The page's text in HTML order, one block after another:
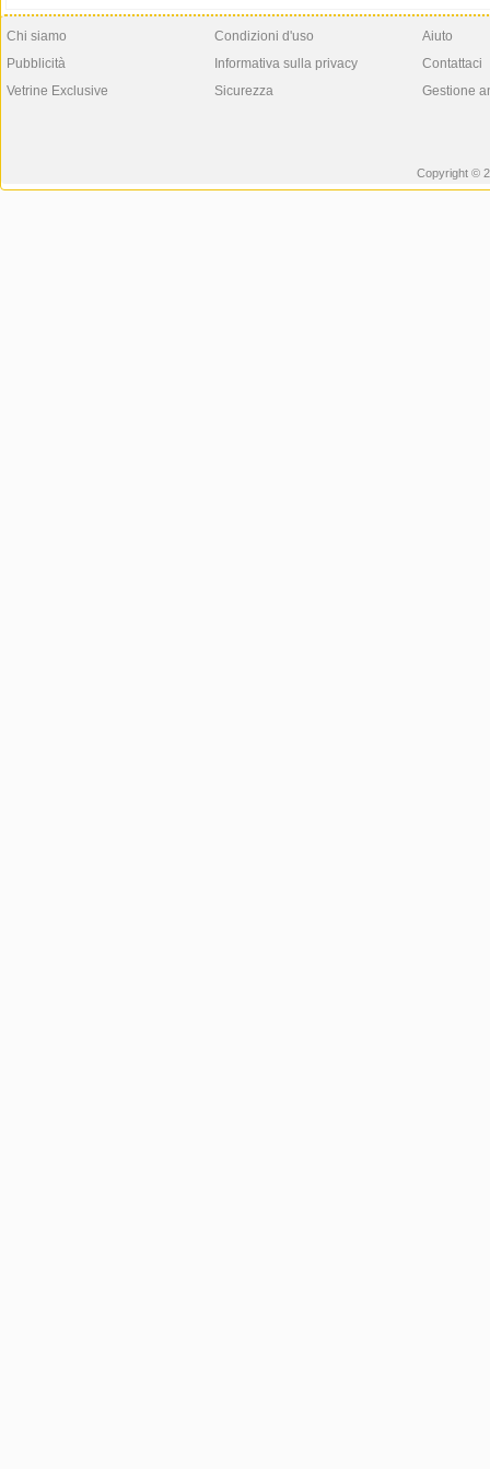
Chi siamo
Pubblicità
Vetrine Exclusive
Condizioni d'uso
Informativa sulla privacy
Sicurezza
Aiuto
Contattaci
Gestione
Copyright ©